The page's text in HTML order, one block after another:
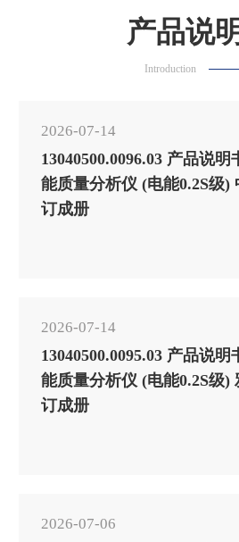
产品说
Introduction
2026-07-14
13040500.0096.03 产品说
能质量分析仪 (电能0.2S级)
订成册
2026-07-14
13040500.0095.03 产品说
能质量分析仪 (电能0.2S级)
订成册
2026-07-06